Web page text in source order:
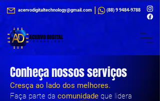
acervodigitaltechnology@gmail.com | (88) 9 9484-9788
Conheça nossos serviços
Cresça ao lado dos melhores.
Faça parte da comunidade que lidera